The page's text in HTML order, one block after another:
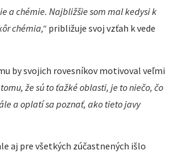
a chémie. Najbližšie som mal kedysi k
chémia,“ približuje svoj vzťah k vede
by svojich rovesníkov motivoval veľmi
že sú to ťažké oblasti, je to niečo, čo
a oplatí sa poznať, ako tieto javy
aj pre všetkých zúčastnených išlo